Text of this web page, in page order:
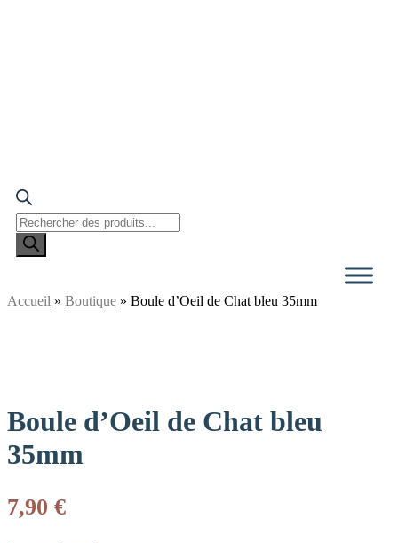
Recherche
de
Accueil » Boutique » Boule d’Oeil de Chat bleu 35mm
Boule d’Oeil de Chat bleu
35mm
7,90 €